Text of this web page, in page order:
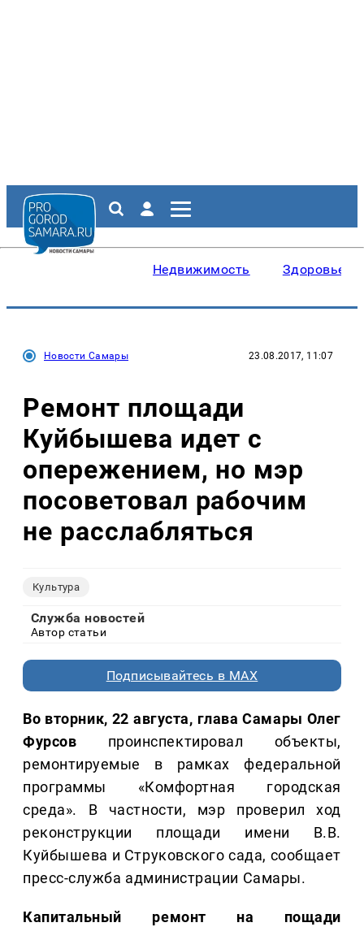
Недвижимость Здоровье
Новости Самары 23.08.2017, 11:07
Ремонт площади
Куйбышева идет с
опережением, но мэр
посоветовал рабочим
не расслабляться
Культура
Служба новостей
Автор статьи
Подписывайтесь в MAX
Во вторник, 22 августа, глава Самары Олег
Фурсов проинспектировал объекты,
ремонтируемые в рамках федеральной
программы «Комфортная городская
среда». В частности, мэр проверил ход
реконструкции площади имени В.В.
Куйбышева и Струковского сада, сообщает
пресс-служба администрации Самары.
Капитальный ремонт на пощади